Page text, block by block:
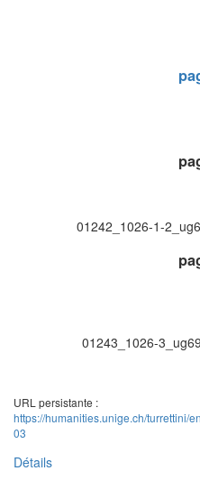
01242_1026-1-
01243_1026-
URL persistante :
https://humanities.unige.ch/turrettini/
03
Détails